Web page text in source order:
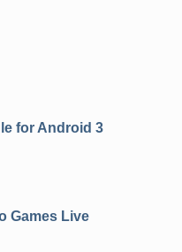
for Android 3
Games Live